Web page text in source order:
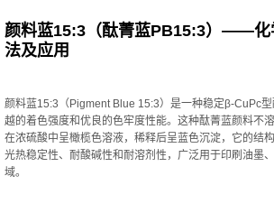
颜料蓝15:3（酞菁蓝PB15:3）——化
法及应用
颜料蓝15:3（Pigment Blue 15:3）是一种稳定β-CuPc
越的着色强度和优良的色牢度性能。这种酞菁蓝颜料不
在浓硫酸中呈橄榄色溶液，稀释后呈蓝色沉淀，它的结
光热稳定性、耐酸碱性和耐溶剂性，广泛用于印刷油墨
域。